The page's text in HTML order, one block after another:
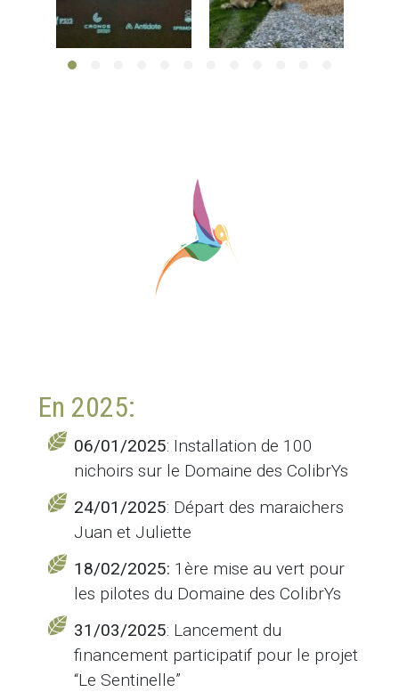
En 2025:
06/01/2025: Installation de 100
nichoirs sur le Domaine des ColibrYs
24/01/2025: Départ des maraichers
Juan et Juliette
18/02/2025: 1ère mise au vert pour
les pilotes du Domaine des ColibrYs
31/03/2025: Lancement du
financement participatif pour le projet
“Le Sentinelle”